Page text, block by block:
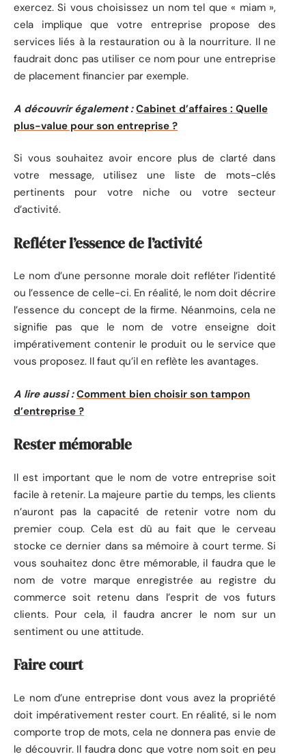
exercez. Si vous choisissez un nom tel que « miam »,
cela implique que votre entreprise propose des
services liés à la restauration ou à la nourriture. Il ne
faudrait donc pas utiliser ce nom pour une entreprise
de placement financier par exemple.
A découvrir également : Cabinet d’affaires : Quelle
plus-value pour son entreprise ?
Si vous souhaitez avoir encore plus de clarté dans
votre message, utilisez une liste de mots-clés
pertinents pour votre niche ou votre secteur
d’activité.
Refléter l’essence de l’activité
Le nom d’une personne morale doit refléter l’identité
ou l’essence de celle-ci. En réalité, le nom doit décrire
l’essence du concept de la firme. Néanmoins, cela ne
signifie pas que le nom de votre enseigne doit
impérativement contenir le produit ou le service que
vous proposez. Il faut qu’il en reflète les avantages.
A lire aussi : Comment bien choisir son tampon
d’entreprise ?
Rester mémorable
Il est important que le nom de votre entreprise soit
facile à retenir. La majeure partie du temps, les clients
n’auront pas la capacité de retenir votre nom du
premier coup. Cela est dû au fait que le cerveau
stocke ce dernier dans sa mémoire à court terme. Si
vous souhaitez donc être mémorable, il faudra que le
nom de votre marque enregistrée au registre du
commerce soit retenu dans l’esprit de vos futurs
clients. Pour cela, il faudra ancrer le nom sur un
sentiment ou une attitude.
Faire court
Le nom d’une entreprise dont vous avez la propriété
doit impérativement rester court. En réalité, si le nom
comporte trop de mots, cela ne donnera pas envie de
le découvrir. Il faudra donc que votre nom soit en peu